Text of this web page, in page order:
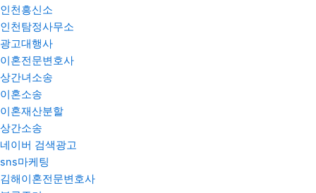
인천흥신소
인천탐정사무소
광고대행사
이혼전문변호사
상간녀소송
이혼소송
이혼재산분할
상간소송
네이버 검색광고
sns마케팅
김해이혼전문변호사